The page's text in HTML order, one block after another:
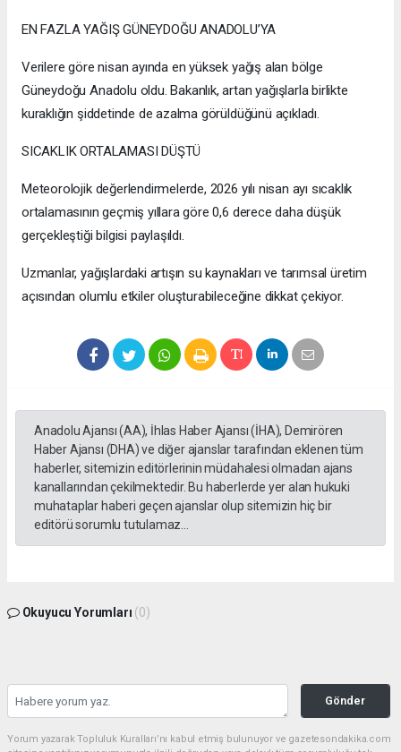
EN FAZLA YAĞIŞ GÜNEYDOĞU ANADOLU’YA
Verilere göre nisan ayında en yüksek yağış alan bölge
Güneydoğu Anadolu oldu. Bakanlık, artan yağışlarla birlikte
kuraklığın şiddetinde de azalma görüldüğünü açıkladı.
SICAKLIK ORTALAMASI DÜŞTÜ
Meteorolojik değerlendirmelerde, 2026 yılı nisan ayı sıcaklık
ortalamasının geçmiş yıllara göre 0,6 derece daha düşük
gerçekleştiği bilgisi paylaşıldı.
Uzmanlar, yağışlardaki artışın su kaynakları ve tarımsal üretim
açısından olumlu etkiler oluşturabileceğine dikkat çekiyor.
Anadolu Ajansı (AA), İhlas Haber Ajansı (İHA), Demirören
Haber Ajansı (DHA) ve diğer ajanslar tarafından eklenen tüm
haberler, sitemizin editörlerinin müdahalesi olmadan ajans
kanallarından çekilmektedir. Bu haberlerde yer alan hukuki
muhataplar haberi geçen ajanslar olup sitemizin hiç bir
editörü sorumlu tutulamaz...
Okuyucu Yorumları (0)
Gönder
Yorum yazarak Topluluk Kuralları’nı kabul etmiş bulunuyor ve gazetesondakika.com